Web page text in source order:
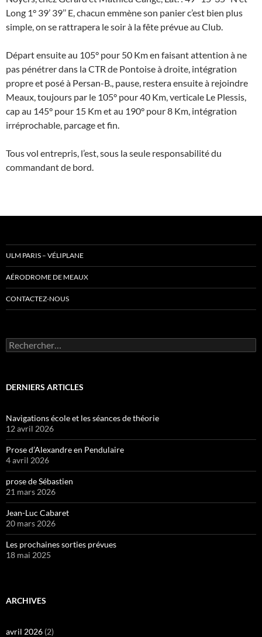
Long 1° 39’ 39’’ E, chacun emmène son panier c’est bien plus
simple, on se rattrapera le soir à la fête prévue au Club.
Départ ensuite au 105° pour 50 Km en faisant attention à ne
pas pénétrer dans la CTR de Pontoise à droite, intégration
propre et posé à Persan-B., pause, restera ensuite à rejoindre
Meaux, toujours par le 105° pour 40 Km, verticale Le Plessis,
cap au 145° pour 15 Km et au 190° pour 8 Km, intégration
irréprochable, parcage et fin.
Tous vol entrepris, l’est, sous la seule responsabilité du
commandant de bord.
ULM PARIS – VÉLIPLANE
AÉRODROME DE MEAUX
CONTACTEZ-NOUS
Rechercher :
DERNIERS ARTICLES
Navigations école et les séances de théorie
12 avril 2026
Prose d’Alexandre en Pendulaire
4 avril 2026
prose de Sébastien
21 mars 2026
Jean-Luc Cabaret
20 mars 2026
Les prochaines sorties prévues
18 mai 2025
ARCHIVES
avril 2026 (2)